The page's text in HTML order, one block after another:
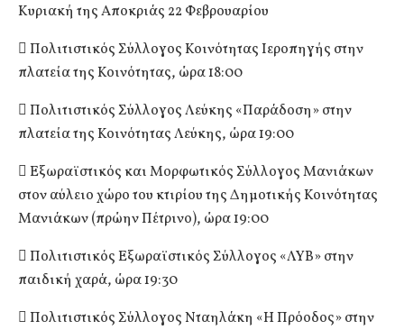
Κυριακή της Αποκριάς 22 Φεβρουαρίου
 Πολιτιστικός Σύλλογος Κοινότητας Ιεροπηγής στην
πλατεία της Κοινότητας, ώρα 18:00
 Πολιτιστικός Σύλλογος Λεύκης «Παράδοση» στην
πλατεία της Κοινότητας Λεύκης, ώρα 19:00
 Εξωραϊστικός και Μορφωτικός Σύλλογος Μανιάκων
στον αύλειο χώρο του κτιρίου της Δημοτικής Κοινότητας
Μανιάκων (πρώην Πέτρινο), ώρα 19:00
 Πολιτιστικός Εξωραϊστικός Σύλλογος «ΛΥΒ» στην
παιδική χαρά, ώρα 19:30
 Πολιτιστικός Σύλλογος Νταηλάκη «Η Πρόοδος» στην